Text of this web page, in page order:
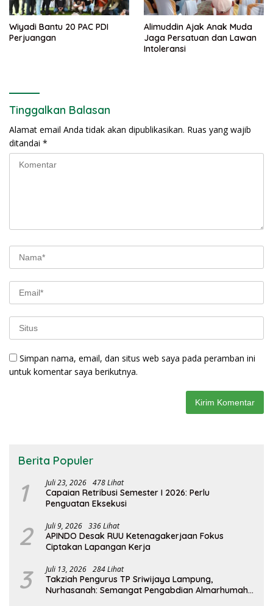
Wiyadi Bantu 20 PAC PDI
Perjuangan
Alimuddin Ajak Anak Muda
Jaga Persatuan dan Lawan
Intoleransi
Tinggalkan Balasan
Alamat email Anda tidak akan dipublikasikan. Ruas yang wajib
ditandai *
Simpan nama, email, dan situs web saya pada peramban ini
untuk komentar saya berikutnya.
Berita Populer
1 Juli 23, 2026 478 Lihat
Capaian Retribusi Semester I 2026: Perlu
Penguatan Eksekusi
2 Juli 9, 2026 336 Lihat
APINDO Desak RUU Ketenagakerjaan Fokus
Ciptakan Lapangan Kerja
3 Juli 13, 2026 284 Lihat
Takziah Pengurus TP Sriwijaya Lampung,
Nurhasanah: Semangat Pengabdian Almarhumah